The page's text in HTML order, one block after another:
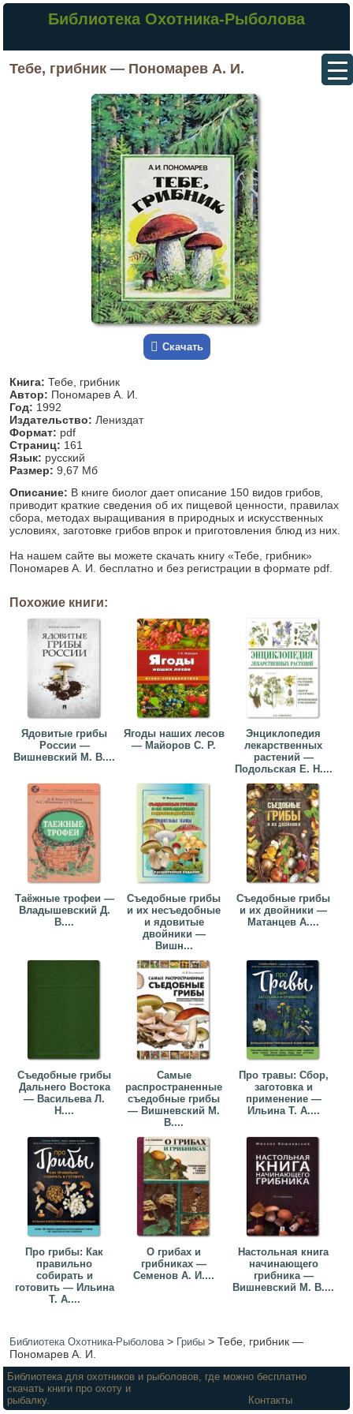
Библиотека Охотника-Рыболова
Тебе, грибник — Пономарев А. И.
Скачать
Книга: Тебе, грибник
Автор: Пономарев А. И.
Год: 1992
Издательство: Лениздат
Формат: pdf
Страниц: 161
Язык: русский
Размер: 9,67 Мб
Описание: В книге биолог дает описание 150 видов грибов,
приводит краткие сведения об их пищевой ценности, правилах
сбора, методах выращивания в природных и искусственных
условиях, заготовке грибов впрок и приготовления блюд из них.
На нашем сайте вы можете скачать книгу «Тебе, грибник»
Пономарев А. И. бесплатно и без регистрации в формате pdf.
Похожие книги:
Ядовитые грибы
России —
Вишневский М. В....
Ягоды наших лесов
— Майоров С. Р.
Энциклопедия
лекарственных
растений —
Подольская Е. Н....
Таёжные трофеи —
Владышевский Д.
В....
Съедобные грибы
и их несъедобные
и ядовитые
двойники —
Вишн...
Съедобные грибы
и их двойники —
Матанцев А....
Съедобные грибы
Дальнего Востока
— Васильева Л.
Н....
Самые
распространенные
съедобные грибы
— Вишневский М.
В....
Про травы: Сбор,
заготовка и
применение —
Ильина Т. А....
Про грибы: Как
правильно
собирать и
готовить — Ильина
Т. А....
О грибах и
грибниках —
Семенов А. И....
Настольная книга
начинающего
грибника —
Вишневский М. В....
Библиотека Охотника-Рыболова> Грибы >Тебе, грибник —
Пономарев А. И.
Библиотека для охотников и рыболовов, где можно бесплатно
скачать книги про охоту и
рыбалку.
Контакты